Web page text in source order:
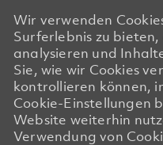
Wir verwenden
Surferlebnis zu
analysieren und
Sie, wie wir Cookies
kontrollieren können,
Cookie-Einstellungen
Website weiterhin
Verwendung von